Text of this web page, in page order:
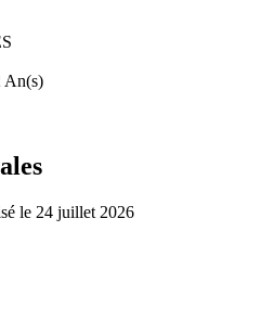
An(s)
le 24 juillet 2026